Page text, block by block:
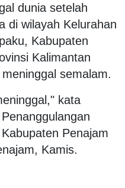
dunia setelah
di wilayah Kelurahan
Kabupaten
Kalimantan
semalam.
kata
Penajam
Kamis.